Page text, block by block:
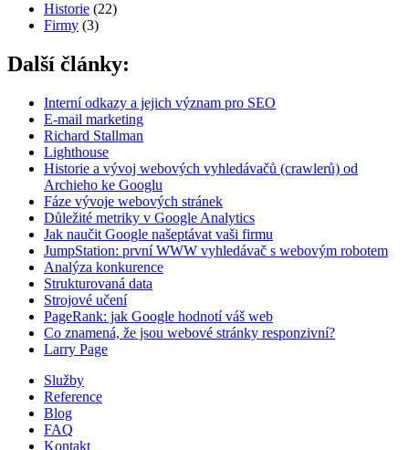
Historie (22)
Firmy (3)
Další články:
Interní odkazy a jejich význam pro SEO
E-mail marketing
Richard Stallman
Lighthouse
Historie a vývoj webových vyhledávačů (crawlerů) od
Archieho ke Googlu
Fáze vývoje webových stránek
Důležité metriky v Google Analytics
Jak naučit Google našeptávat vaši firmu
JumpStation: první WWW vyhledávač s webovým robotem
Analýza konkurence
Strukturovaná data
Strojové učení
PageRank: jak Google hodnotí váš web
Co znamená, že jsou webové stránky responzivní?
Larry Page
Služby
Reference
Blog
FAQ
Kontakt